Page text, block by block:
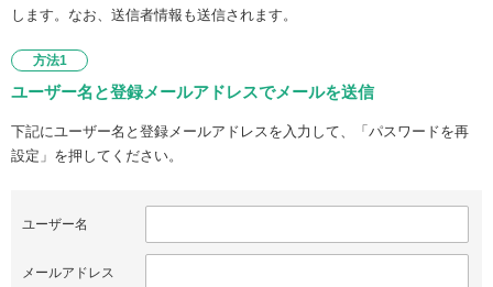
します。なお、送信者情報も送信されます。
方法1
ユーザー名と登録メールアドレスでメールを送信
下記にユーザー名と登録メールアドレスを入力して、「パスワードを再
設定」を押してください。
ユーザー名
メールアドレス